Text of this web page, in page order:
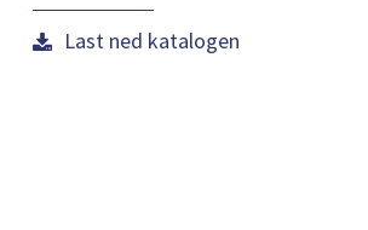
Last ned katalogen